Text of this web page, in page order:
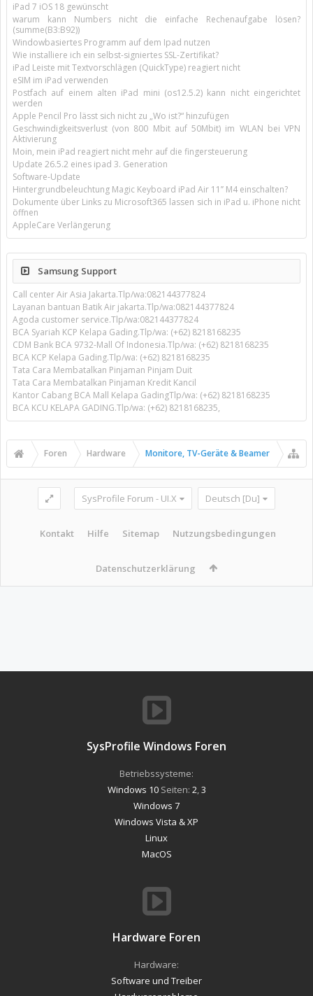
iPad 7 iOS 18 gewünscht
warum kann Numbers nicht die einfache Rechenaufgabe lösen?
(summe(B3:B92))
Windowbasiertes Programm auf dem Ipad nutzen
Wie installiere ich ein selbst-signiertes SSL-Zertifikat?
iPad Leiste mit Textvorschlägen (QuickType) reagiert nicht
eSIM im iPad verwenden
Postfach auf einem alten iPad mini (os12.5.2) kann nicht eingerichtet
werden
Apple Pencil Pro lässt sich nicht zu „Wo ist?“ hinzufügen
Geschwindigkeitsverlust (von 800 Mbit auf 50Mbit) im WLAN bei VPN
Aktivierung
Moin, mein iPad reagiert nicht mehr auf die fingersteuerung
Update 26.5.2 eines ipad 3. Generation
Software-Update
Hintergrundbeleuchtung Magic Keyboard iPad Air 11’’ M4 einschalten?
Dokumente über Links zu Microsoft365 lassen sich in iPad u. iPhone nicht
öffnen
AppleCare Verlängerung
Samsung Support
Call center Air Asia Jakarta.Tlp/wa:082144377824
Layanan bantuan Batik Air jakarta.Tlp/wa:082144377824
Agoda customer service.Tlp/wa:082144377824
BCA Syariah KCP Kelapa Gading.Tlp/wa: (+62) 8218168235
CDM Bank BCA 9732-Mall Of Indonesia.Tlp/wa: (+62) 8218168235
BCA KCP Kelapa Gading.Tlp/wa: (+62) 8218168235
Tata Cara Membatalkan Pinjaman Pinjam Duit
Tata Cara Membatalkan Pinjaman Kredit Kancil
Kantor Cabang BCA Mall Kelapa GadingTlp/wa: (+62) 8218168235
BCA KCU KELAPA GADING.Tlp/wa: (+62) 8218168235,
Foren Hardware Monitore, TV-Geräte & Beamer
SysProfile Forum - UI.X Deutsch [Du]
Kontakt Hilfe Sitemap Nutzungsbedingungen
Datenschutzerklärung
SysProfile Windows Foren
Betriebssysteme:
Windows 10Seiten: 2 3
Windows 7
Windows Vista & XP
Linux
MacOS
Hardware Foren
Hardware:
Software und Treiber